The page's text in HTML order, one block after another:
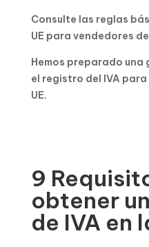
Consulte las reglas
UE para vendedores
Hemos preparado una
el registro del IVA
UE.
9
obtener
de IVA en